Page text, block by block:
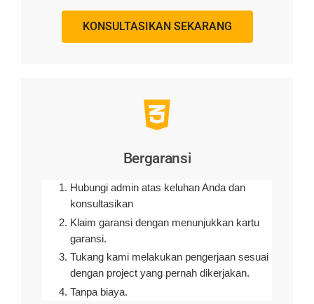
KONSULTASIKAN SEKARANG
Bergaransi
Hubungi admin atas keluhan Anda dan
konsultasikan
Klaim garansi dengan menunjukkan kartu
garansi.
Tukang kami melakukan pengerjaan sesuai
dengan project yang pernah dikerjakan.
Tanpa biaya.